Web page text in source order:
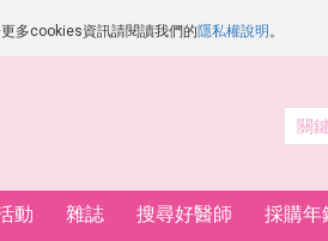
多cookies資訊請閱讀我們的隱私權說明 。
動 雜誌 搜尋好醫師 採購年